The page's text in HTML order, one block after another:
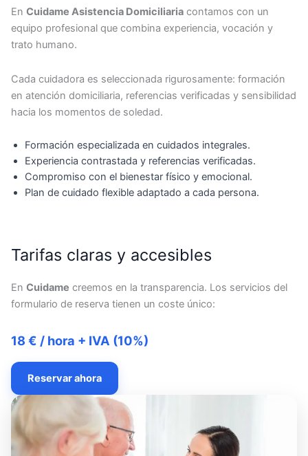
En Cuidame Asistencia Domiciliaria contamos con un
equipo profesional que combina experiencia, vocación y
trato humano.
Cada cuidadora es seleccionada rigurosamente: formación
en atención domiciliaria, referencias verificadas y sensibilidad
hacia los momentos de soledad.
Formación especializada en cuidados integrales.
Experiencia contrastada y referencias verificadas.
Compromiso con el bienestar físico y emocional.
Plan de cuidado flexible adaptado a cada persona.
Tarifas claras y accesibles
En Cuidame creemos en la transparencia. Los servicios del
formulario de reserva tienen un coste único:
18 € / hora + IVA (10%)
Reservar ahora